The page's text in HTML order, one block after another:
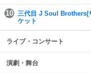
三代目 J Soul Brothers(
ケット
ライブ・コンサート
演劇・舞台